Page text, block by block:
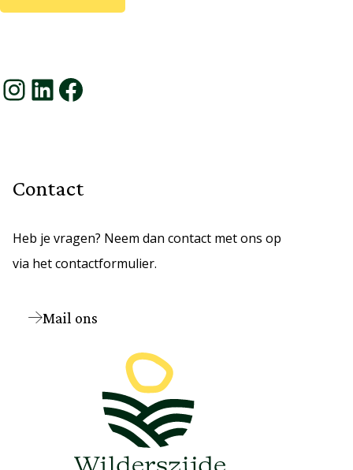
InstagramLinkedIn Facebook
Contact
Heb je vragen? Neem dan contact met ons op
via het contactformulier.
Mail ons